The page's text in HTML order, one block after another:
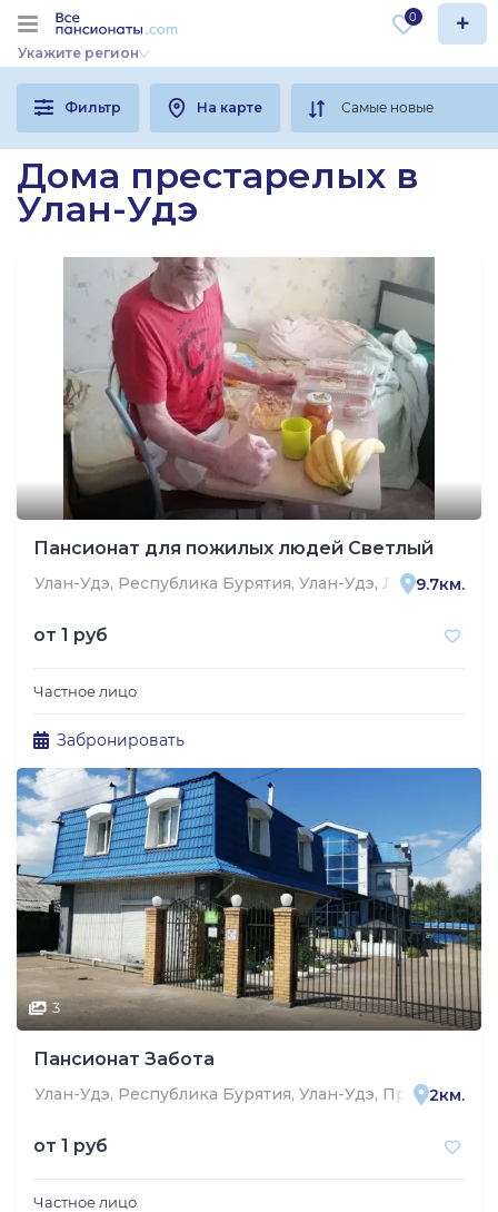
Укажите регион
0
Фильтр На карте
Дома престарелых в
Улан-Удэ
Пансионат для пожилых людей Светлый
Улан-Удэ, Республика Бурятия, Улан-Удэ, Лесная9.7км.
от 1 руб
Частное лицо
Забронировать
3
Пансионат Забота
Улан-Удэ, Республика Бурятия, Улан-Удэ, 2км.
от 1 руб
Частное лицо